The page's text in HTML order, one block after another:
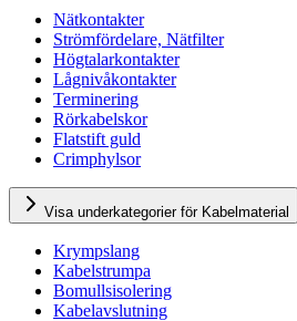
Nätkontakter
Strömfördelare, Nätfilter
Högtalarkontakter
Lågnivåkontakter
Terminering
Rörkabelskor
Flatstift guld
Crimphylsor
Visa underkategorier för Kabelmaterial
Krympslang
Kabelstrumpa
Bomullsisolering
Kabelavslutning